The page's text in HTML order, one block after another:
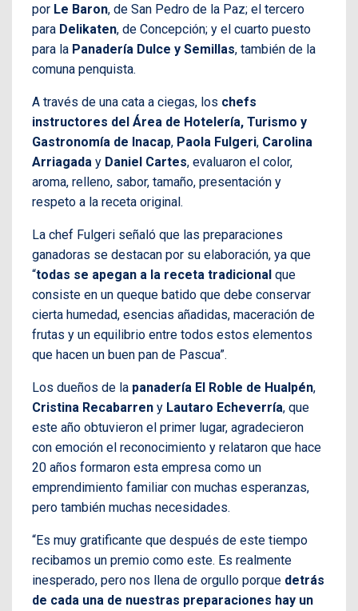
por Le Baron, de San Pedro de la Paz; el tercero
para Delikaten, de Concepción; y el cuarto puesto
para la Panadería Dulce y Semillas, también de la
comuna penquista.
A través de una cata a ciegas, los chefs
instructores del Área de Hotelería, Turismo y
Gastronomía de Inacap, Paola Fulgeri, Carolina
Arriagada y Daniel Cartes, evaluaron el color,
aroma, relleno, sabor, tamaño, presentación y
respeto a la receta original.
La chef Fulgeri señaló que las preparaciones
ganadoras se destacan por su elaboración, ya que
“todas se apegan a la receta tradicional que
consiste en un queque batido que debe conservar
cierta humedad, esencias añadidas, maceración de
frutas y un equilibrio entre todos estos elementos
que hacen un buen pan de Pascua”.
Los dueños de la panadería El Roble de Hualpén,
Cristina Recabarren y Lautaro Echeverría, que
este año obtuvieron el primer lugar, agradecieron
con emoción el reconocimiento y relataron que hace
20 años formaron esta empresa como un
emprendimiento familiar con muchas esperanzas,
pero también muchas necesidades.
“Es muy gratificante que después de este tiempo
recibamos un premio como este. Es realmente
inesperado, pero nos llena de orgullo porque detrás
de cada una de nuestras preparaciones hay un